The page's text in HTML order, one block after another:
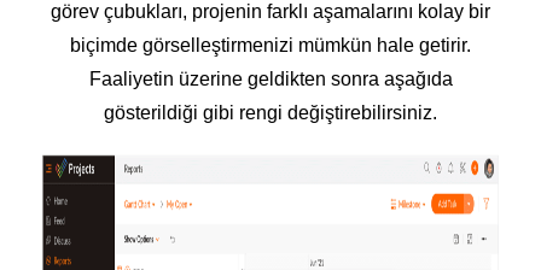
görev çubukları, projenin farklı aşamalarını kolay bir
biçimde görselleştirmenizi mümkün hale getirir.
Faaliyetin üzerine geldikten sonra aşağıda
gösterildiği gibi rengi değiştirebilirsiniz.